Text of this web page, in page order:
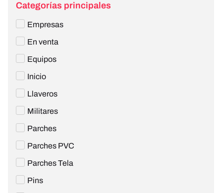
Categorías principales
Empresas
En venta
Equipos
Inicio
Llaveros
Militares
Parches
Parches PVC
Parches Tela
Pins